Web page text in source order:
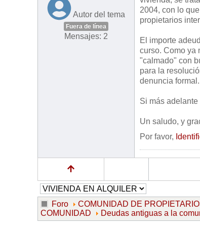
Autor del tema
Fuera de línea
Mensajes: 2
2004, con lo
propietarios
El importe
curso. Como ya
"calmado" con
para la
denuncia formal.
Si más
Un saludo, y
Por favor,
Foro COMUNIDAD DE
COMUNIDAD
Deudas antiguas a la